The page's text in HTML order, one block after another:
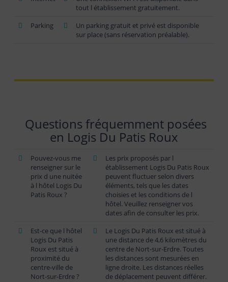
tout l établissement gratuitement.
Parking
Un parking gratuit et privé est disponible
sur place (sans réservation préalable).
Questions fréquemment posées
en Logis Du Patis Roux
Pouvez-vous me
renseigner sur le
prix d une nuitée
à l hôtel Logis Du
Patis Roux ?
Les prix proposés par l
établissement Logis Du Patis Roux
peuvent fluctuer selon divers
éléments, tels que les dates
choisies et les conditions de l
hôtel. Veuillez renseigner vos
dates afin de consulter les prix.
Est-ce que l hôtel
Logis Du Patis
Roux est situé à
proximité du
centre-ville de
Nort-sur-Erdre ?
Le Logis Du Patis Roux est situé à
une distance de 4,6 kilomètres du
centre de Nort-sur-Erdre. Toutes
les distances sont mesurées en
ligne droite. Les distances réelles
de déplacement peuvent différer.